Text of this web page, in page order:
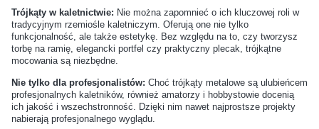
rękodziele?
Jakie akcesoria warto kupić
razem z nowymi butami?
Czy wszystkie sznurówki
obuwia?
Jakie wkładki pomogą przy
Trójkąty w kaletnictwie: Nie można zapomnieć o ich kluczowej roli w
tradycyjnym rzemiośle kaletniczym. Oferują one nie tylko
funkcjonalność, ale także estetykę. Bez względu na to, czy tworzysz
torbę na ramię, elegancki portfel czy praktyczny plecak, trójkątne
mocowania są niezbędne.
Nie tylko dla profesjonalistów: Choć trójkąty metalowe są ulubieńcem
profesjonalnych kaletników, również amatorzy i hobbystowie docenią
ich jakość i wszechstronność. Dzięki nim nawet najprostsze projekty
nabierają profesjonalnego wyglądu.